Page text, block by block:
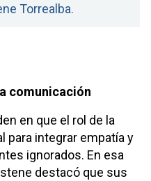
Torrealba.
comunicación
en que el rol de la
para integrar empatía y
ignorados. En esa
destacó que sus